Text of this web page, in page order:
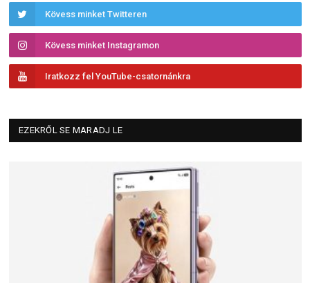
Kövess minket Twitteren
Kövess minket Instagramon
Iratkozz fel YouTube-csatornánkra
EZEKRŐL SE MARADJ LE